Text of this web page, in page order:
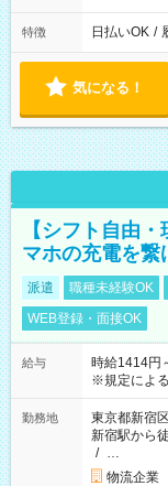
特徴 日払いOK /
気になる！
【シフト自由
マホの充電を繋
派遣 職種未経験OK
WEB登録・面接OK
給与
時給1414
※規定による
勤務地
東京都新宿区
新宿駅から
/ …
物流企業